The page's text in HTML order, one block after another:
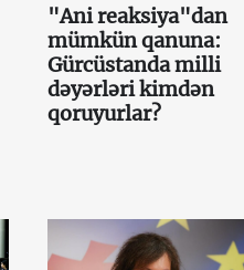
"Ani reaksiya"dan
mümkün qanuna:
Gürcüstanda milli
dəyərləri kimdən
qoruyurlar?